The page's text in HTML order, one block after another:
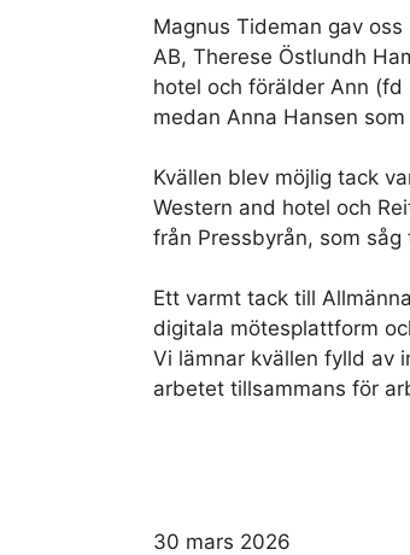
Magnus Tideman gav
AB, Therese Östlundh
hotel och förälder Ann (fd
medan Anna Hansen
Kvällen blev möjlig tack
Western and hotel och
från Pressbyrån, som
Ett varmt tack till
digitala mötesplattform
Vi lämnar kvällen fylld av
arbetet tillsammans för
30 mars 2026